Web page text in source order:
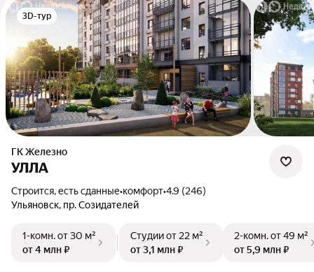
3D-тур
ГК Железно
УЛЛА
Строится, есть сданные•комфорт•4.9 (246)
Ульяновск, пр. Созидателей
1-комн.от 30 м²
от 4 млн ₽
Студииот 22 м²
от 3,1 млн ₽
2-комн.от 49 м²
от 5,9 млн ₽